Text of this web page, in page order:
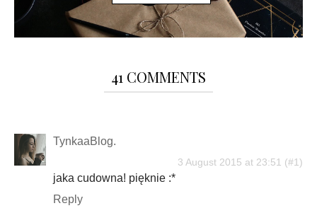
41 COMMENTS
TynkaaBlog.
3 August 2015 at 23:51
jaka cudowna! pięknie :*
Reply